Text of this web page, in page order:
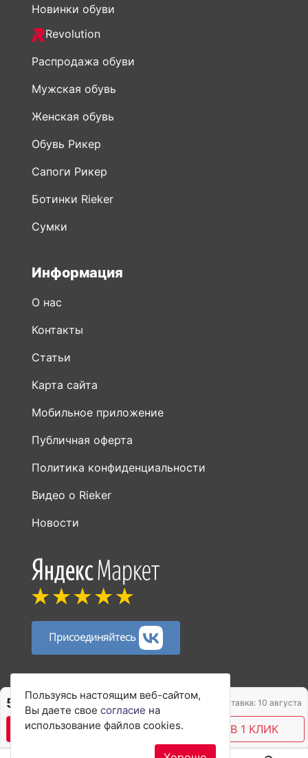
Новинки обуви
Revolution
Распродажа обуви
Мужская обувь
Женская обувь
Обувь Рикер
Сапоги Рикер
Ботинки Rieker
Сумки
Информация
О нас
Контакты
Статьи
Карта сайта
Мобильное приложение
Публичная оферта
Политика конфиденциальности
Видео о Rieker
Новости
Присоединяйтесь
Пользуясь настоящим веб-сайтом,
Вы даете свое согласие на
использование файлов cookies.
5 126 ₽ 6 835 ₽ Доставка: 10 августа
В КОРЗИНУ КУПИТЬ В 1 КЛИК